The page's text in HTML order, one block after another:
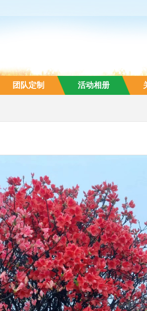
团队定制 活动相册